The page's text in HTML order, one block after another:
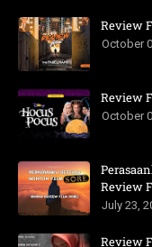
Review
October
Review
October
Review
July 23,
Review